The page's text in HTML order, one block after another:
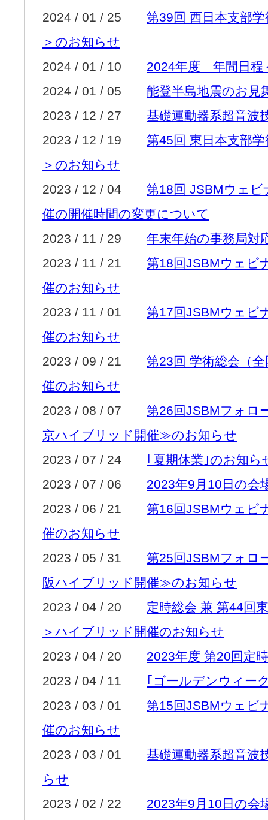
2024 / 01 / 25 第39回 西日本支部
＞のお知らせ
2024 / 01 / 10 2024年度 年間日程
2024 / 01 / 05 能登半島地震のお見
2023 / 12 / 27 基礎運動器系超音波
2023 / 12 / 19 第45回 東日本支部
＞のお知らせ
2023 / 12 / 04 第18回 JSBMウェビ
催の開催時間の変更について
2023 / 11 / 29 年末年始の事務局対
2023 / 11 / 21 第18回JSBMウェビ
催のお知らせ
2023 / 11 / 01 第17回JSBMウェビ
催のお知らせ
2023 / 09 / 21 第23回 学術総会（
催のお知らせ
2023 / 08 / 07 第26回JSBMフォロ
京ハイブリッド開催≫のお知らせ
2023 / 07 / 24
｢夏期休業｣のお知ら
2023 / 07 / 06 2023年9月10日の
2023 / 06 / 21 第16回JSBMウェビ
催のお知らせ
2023 / 05 / 31 第25回JSBMフォロ
阪ハイブリッド開催≫のお知らせ
2023 / 04 / 20 定時総会 兼 第44回
＞ハイブリッド開催のお知らせ
2023 / 04 / 20 2023年度 第20回定
2023 / 04 / 11
｢ゴールデンウィー
2023 / 03 / 01 第15回JSBMウェビ
催のお知らせ
2023 / 03 / 01 基礎運動器系超音波
らせ
2023 / 02 / 22 2023年9月10日の会